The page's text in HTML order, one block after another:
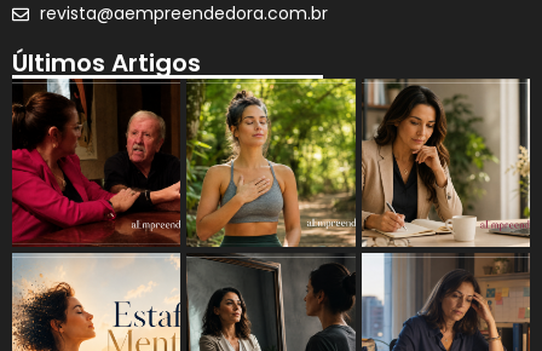
revista@aempreendedora.com.br
Últimos Artigos